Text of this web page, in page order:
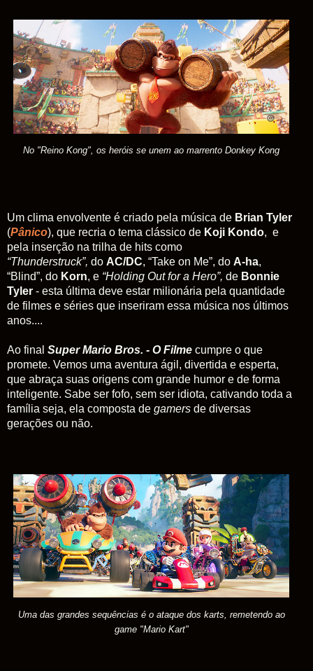
No "Reino Kong", os heróis se unem ao marrento Donkey Kong
Um clima envolvente é criado pela música de Brian Tyler
(Pânico), que recria o tema clássico de Koji Kondo, e
pela inserção na trilha de hits como
“Thunderstruck”, do AC/DC, “Take on Me”, do A-ha,
“Blind”, do Korn, e “Holding Out for a Hero”, de Bonnie
Tyler - esta última deve estar milionária pela quantidade
de filmes e séries que inseriram essa música nos últimos
anos....
Ao final Super Mario Bros. - O Filme cumpre o que
promete. Vemos uma aventura ágil, divertida e esperta,
que abraça suas origens com grande humor e de forma
inteligente. Sabe ser fofo, sem ser idiota, cativando toda a
família seja, ela composta de gamers de diversas
gerações ou não.
Uma das grandes sequências é o ataque dos karts, remetendo ao
game "Mario Kart"